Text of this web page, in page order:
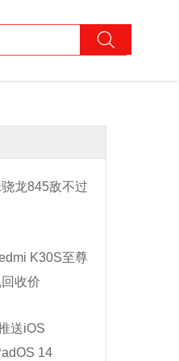
龙845敌不过
K30S至尊
收价
送iOS
14